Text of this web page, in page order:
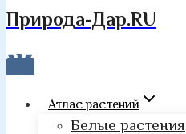
Природа-Дар.RU
Атлас растений
Белые растения